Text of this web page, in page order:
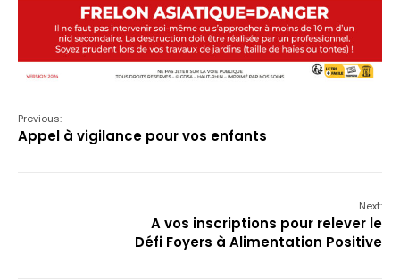
Previous:
Appel à vigilance pour vos enfants
Next:
A vos inscriptions pour relever le
Défi Foyers à Alimentation Positive